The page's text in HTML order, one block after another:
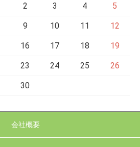
2 3 4 5
9 10 11 12
16 17 18 19
23 24 25 26
30
会社概要